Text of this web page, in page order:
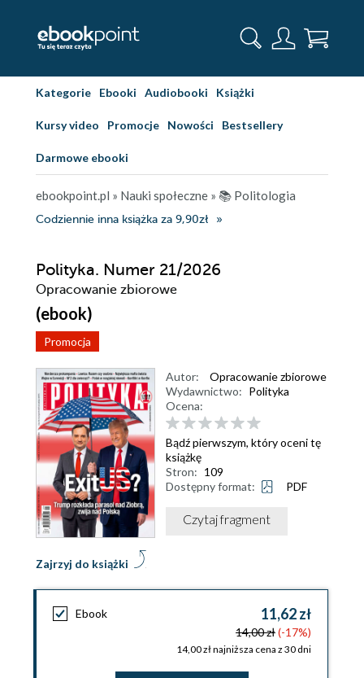
Kategorie Ebooki Audiobooki Książki
Kursy video Promocje Nowości Bestsellery
Darmowe ebooki
ebookpoint.pl » Nauki społeczne » 📚 Politologia
Codziennie inna książka za 9,90zł
Polityka. Numer 21/2026
Opracowanie zbiorowe
(ebook)
Promocja
Zajrzyj do książki
Autor:
Opracowanie zbiorowe
Wydawnictwo: Polityka
Ocena:
Bądź pierwszym, który oceni tę
książkę
Stron: 109
Dostępny format:
PDF
Czytaj fragment
Ebook 11,62 zł
14,00 zł(-17%)
14,00 zł najniższa cena z 30 dni